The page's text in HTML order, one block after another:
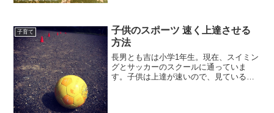
子育て
子供のスポーツ 速く上達させる
方法
長男とも吉は小学1年生。現在、スイミン
グとサッカーのスクールに通っていま
す。子供は上達が速いので、見ているだ